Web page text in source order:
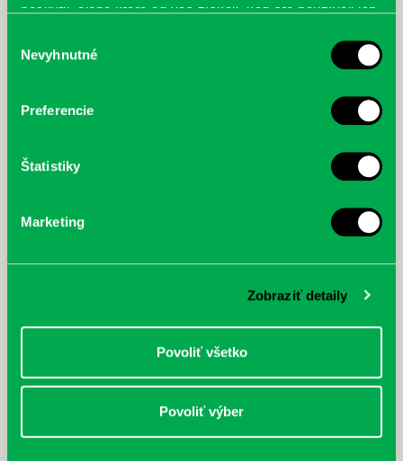
poskytli, alebo ktoré od vás získali, keď ste používali ich
súhlasu
Nevyhnutné
Preferencie
Štatistiky
Marketing
Zobraziť detaily
Povoliť všetko
Povoliť výber
cyklistu modernej doby:
nezastaviteľný